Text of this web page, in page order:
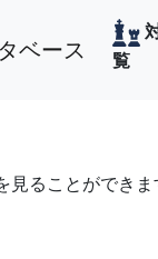
ベース
覧
見ることができ